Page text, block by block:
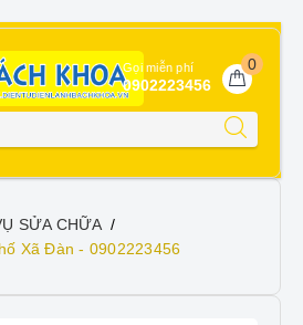
0
Gọi miễn phí
0902223456
SỬA CHỮA
Xã Đàn - 0902223456